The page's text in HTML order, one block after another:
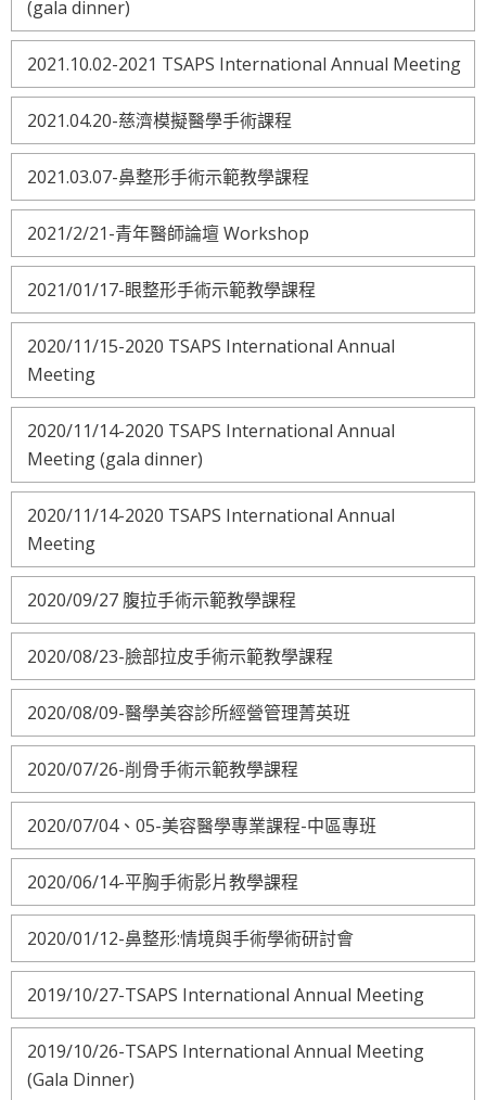
(gala dinner)
2021.10.02-2021 TSAPS International Annual Meeting
2021.04.20-慈濟模擬醫學手術課程
2021.03.07-鼻整形手術示範教學課程
2021/2/21-青年醫師論壇 Workshop
2021/01/17-眼整形手術示範教學課程
2020/11/15-2020 TSAPS International Annual
Meeting
2020/11/14-2020 TSAPS International Annual
Meeting (gala dinner)
2020/11/14-2020 TSAPS International Annual
Meeting
2020/09/27 腹拉手術示範教學課程
2020/08/23-臉部拉皮手術示範教學課程
2020/08/09-醫學美容診所經營管理菁英班
2020/07/26-削骨手術示範教學課程
2020/07/04、05-美容醫學專業課程-中區專班
2020/06/14-平胸手術影片教學課程
2020/01/12-鼻整形:情境與手術學術研討會
2019/10/27-TSAPS International Annual Meeting
2019/10/26-TSAPS International Annual Meeting
(Gala Dinner)